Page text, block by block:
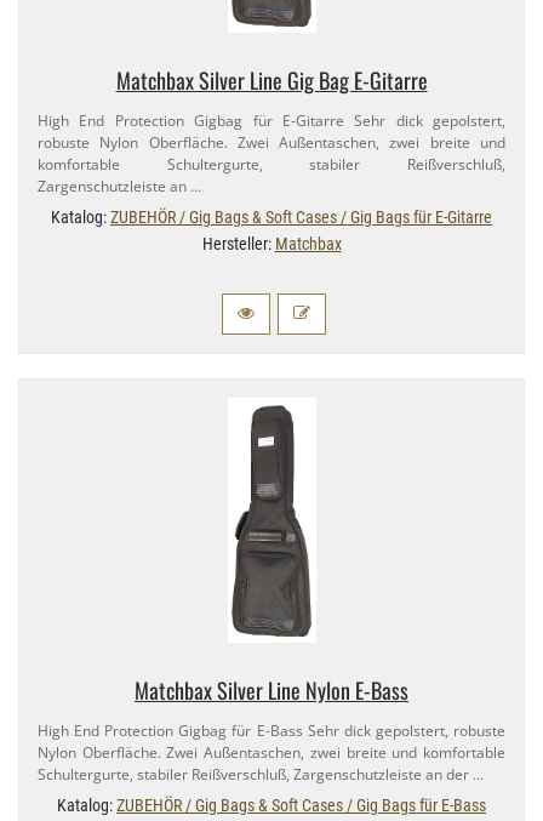
Matchbax Silver Line Gig Bag E-​Gitarre
High End Protection Gigbag für E-​Gitarre Sehr dick gepolstert,
robuste Nylon Oberfläche. Zwei Außentaschen, zwei breite und
komfortable Schultergurte, stabiler Reißverschluß,
Zargenschutzleiste an …
Katalog:ZUBEHÖR / Gig Bags & Soft Cases / Gig Bags für E-Gitarre
Hersteller: Matchbax
Matchbax Silver Line Nylon E-​Bass
High End Protection Gigbag für E-​Bass Sehr dick gepolstert, robuste
Nylon Oberfläche. Zwei Außentaschen, zwei breite und komfortable
Schultergurte, stabiler Reißverschluß, Zargenschutzleiste an der …
Katalog:ZUBEHÖR / Gig Bags & Soft Cases / Gig Bags für E-Bass